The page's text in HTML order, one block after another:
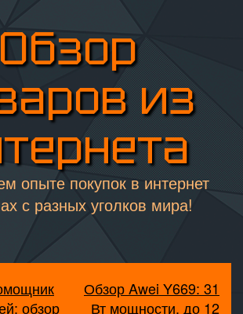
Обзор
из
опыте покупок в интернет
с разных уголков мира!
обзор
Обзор Awei Y669: 31
Вт мощности, до 12